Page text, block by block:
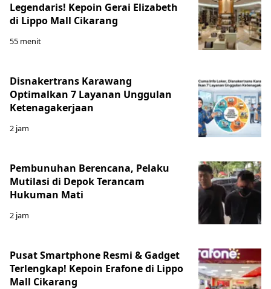
Legendaris! Kepoin Gerai Elizabeth
di Lippo Mall Cikarang
55 menit
Disnakertrans Karawang
Optimalkan 7 Layanan Unggulan
Ketenagakerjaan
2 jam
Pembunuhan Berencana, Pelaku
Mutilasi di Depok Terancam
Hukuman Mati
2 jam
Pusat Smartphone Resmi & Gadget
Terlengkap! Kepoin Erafone di Lippo
Mall Cikarang